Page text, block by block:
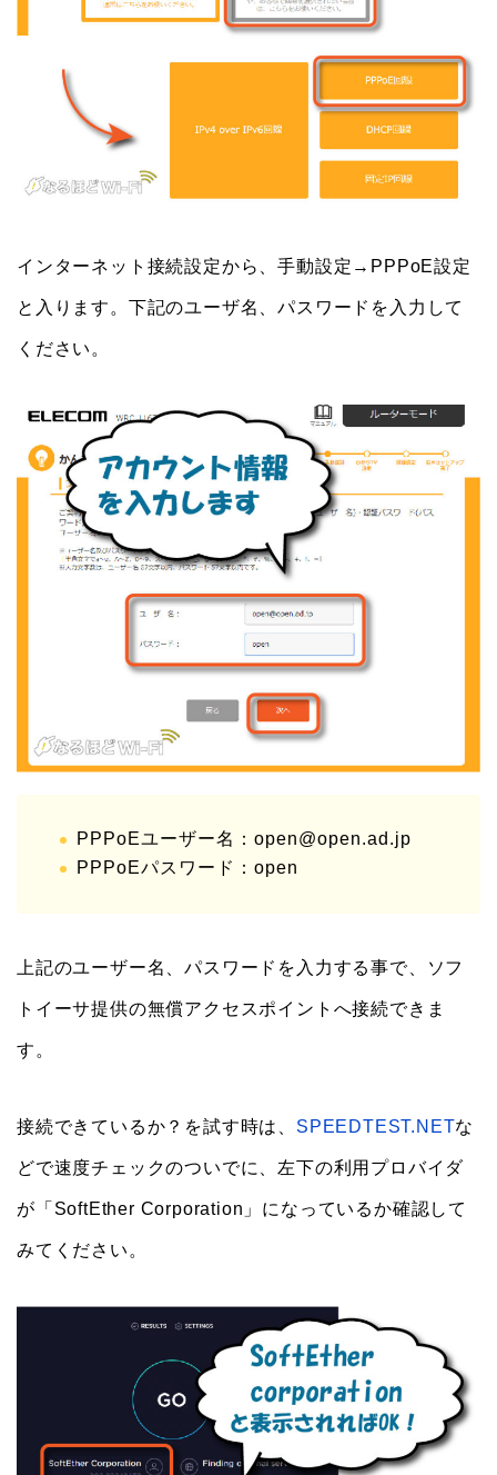
インターネット接続設定から、手動設定→PPPoE設定
と入ります。下記のユーザ名、パスワードを入力して
ください。
PPPoEユーザー名：open@open.ad.jp
PPPoEパスワード：open
上記のユーザー名、パスワードを入力する事で、ソフ
トイーサ提供の無償アクセスポイントへ接続できま
す。
接続できているか？を試す時は、 SPEEDTEST.NETな
どで速度チェックのついでに、左下の利用プロバイダ
が「SoftEther Corporation」になっているか確認して
みてください。